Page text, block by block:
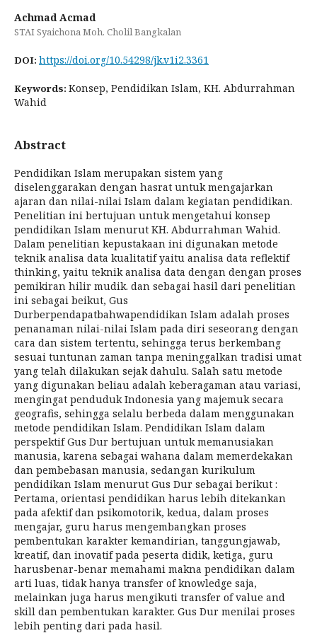
Achmad Acmad
STAI Syaichona Moh. Cholil Bangkalan
DOI: https://doi.org/10.54298/jk.v1i2.3361
Keywords: Konsep, Pendidikan Islam, KH. Abdurrahman
Wahid
Abstract
Pendidikan Islam merupakan sistem yang
diselenggarakan dengan hasrat untuk mengajarkan
ajaran dan nilai-nilai Islam dalam kegiatan pendidikan.
Penelitian ini bertujuan untuk mengetahui konsep
pendidikan Islam menurut KH. Abdurrahman Wahid.
Dalam penelitian kepustakaan ini digunakan metode
teknik analisa data kualitatif yaitu analisa data reflektif
thinking, yaitu teknik analisa data dengan dengan proses
pemikiran hilir mudik. dan sebagai hasil dari penelitian
ini sebagai beikut, Gus
Durberpendapatbahwapendidikan Islam adalah proses
penanaman nilai-nilai Islam pada diri seseorang dengan
cara dan sistem tertentu, sehingga terus berkembang
sesuai tuntunan zaman tanpa meninggalkan tradisi umat
yang telah dilakukan sejak dahulu. Salah satu metode
yang digunakan beliau adalah keberagaman atau variasi,
mengingat penduduk Indonesia yang majemuk secara
geografis, sehingga selalu berbeda dalam menggunakan
metode pendidikan Islam. Pendidikan Islam dalam
perspektif Gus Dur bertujuan untuk memanusiakan
manusia, karena sebagai wahana dalam memerdekakan
dan pembebasan manusia, sedangan kurikulum
pendidikan Islam menurut Gus Dur sebagai berikut :
Pertama, orientasi pendidikan harus lebih ditekankan
pada afektif dan psikomotorik, kedua, dalam proses
mengajar, guru harus mengembangkan proses
pembentukan karakter kemandirian, tanggungjawab,
kreatif, dan inovatif pada peserta didik, ketiga, guru
harusbenar-benar memahami makna pendidikan dalam
arti luas, tidak hanya transfer of knowledge saja,
melainkan juga harus mengikuti transfer of value and
skill dan pembentukan karakter. Gus Dur menilai proses
lebih penting dari pada hasil.